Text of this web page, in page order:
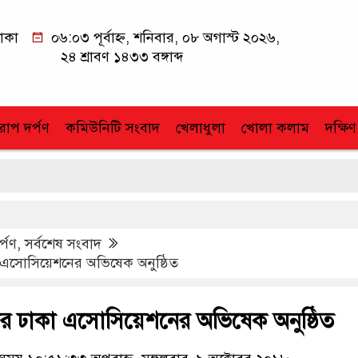
০৬:০৩ পূর্বাহ্ন, শনিবার, ০৮ অগাস্ট ২০২৬,
২৪ শ্রাবণ ১৪৩৩ বঙ্গাব্দ
দর্পণ কমিউনিটি সংবাদ খেলাধুলা খোলা কলাম
,সর্বশেষ সংবাদ
এসোসিয়েশনের অভিষেক অনুষ্ঠিত
ঢাকা এসোসিয়েশনের অভিষেক অনুষ্ঠিত